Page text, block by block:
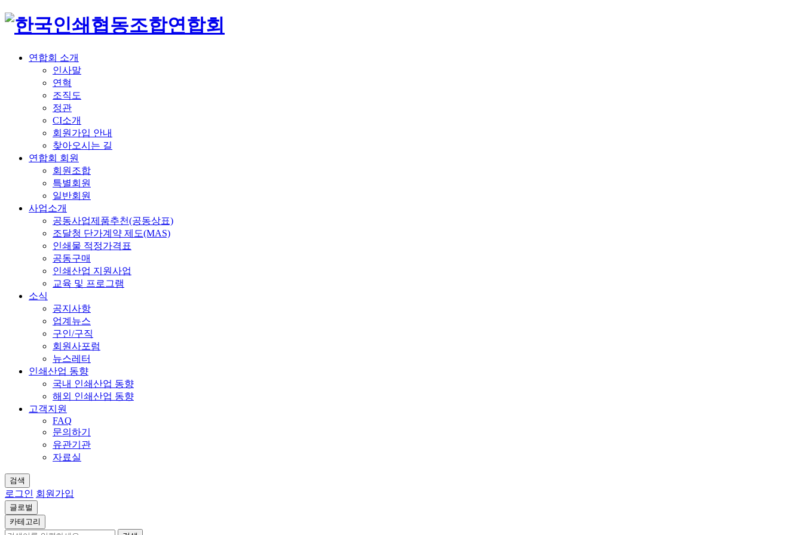
연합회 소개
인사말
연혁
조직도
정관
CI소개
회원가입 안내
찾아오시는 길
연합회 회원
회원조합
특별회원
일반회원
사업소개
공동사업제품추천(공동상표)
조달청 단가계약 제도(MAS)
인쇄물 적정가격표
공동구매
인쇄산업 지원사업
교육 및 프로그램
소식
공지사항
업계뉴스
구인/구직
회원사포럼
뉴스레터
인쇄산업 동향
국내 인쇄산업 동향
해외 인쇄산업 동향
고객지원
FAQ
문의하기
유관기관
자료실
검색
로그인 회원가입
글로벌
카테고리